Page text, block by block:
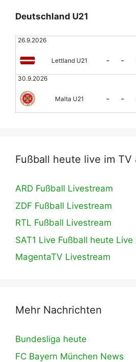
Deutschland U21
26.9.2026
Lettland U21 - -
30.9.2026
Malta U21 - -
Fußball heute live im TV
ARD Fußball Livestream
ZDF Fußball Livestream
RTL Fußball Livestream
SAT1 Live Fußball heute Live
MagentaTV Livestream
Mehr Nachrichten
Bundesliga heute
FC Bayern München News